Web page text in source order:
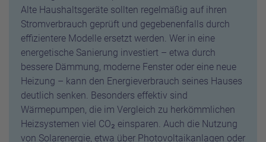
Alte Haushaltsgeräte sollten regelmäßig auf ihren
Stromverbrauch geprüft und gegebenenfalls durch
effizientere Modelle ersetzt werden. Wer in eine
energetische Sanierung investiert – etwa durch
bessere Dämmung, moderne Fenster oder eine neue
Heizung – kann den Energieverbrauch seines Hauses
deutlich senken. Besonders effektiv sind
Wärmepumpen, die im Vergleich zu herkömmlichen
Heizsystemen viel CO₂ einsparen. Auch die Nutzung
von Solarenergie, etwa über Photovoltaikanlagen oder